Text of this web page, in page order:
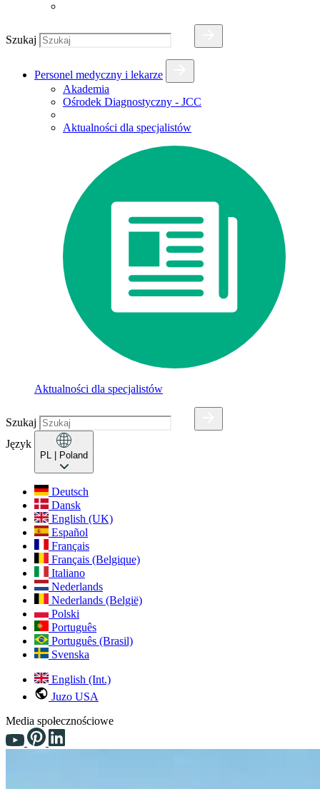
Szukaj
Personel medyczny i lekarze
Akademia
Ośrodek Diagnostyczny - JCC
Aktualności dla specjalistów
Aktualności dla specjalistów
Szukaj
Język
PL | Poland
Deutsch
Dansk
English (UK)
Español
Français
Français (Belgique)
Italiano
Nederlands
Nederlands (België)
Polski
Português
Português (Brasil)
Svenska
English (Int.)
Juzo USA
Media społecznościowe